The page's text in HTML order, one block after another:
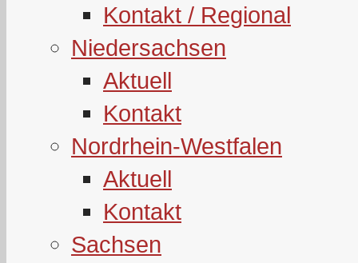
Kontakt / Regional
Niedersachsen
Aktuell
Kontakt
Nordrhein-Westfalen
Aktuell
Kontakt
Sachsen